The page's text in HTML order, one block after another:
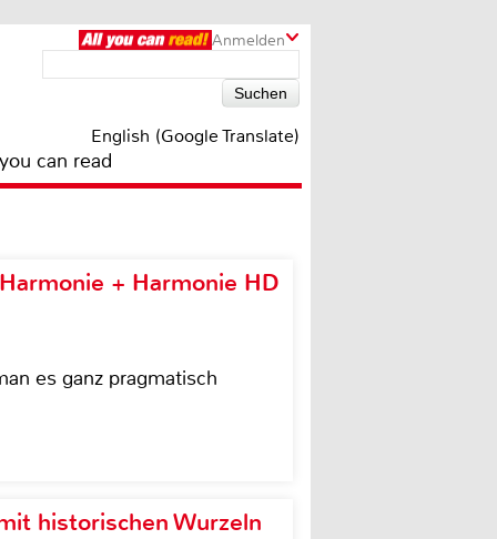
Anmelden
English (Google Translate)
can read
+ Harmonie HD
es ganz pragmatisch
historischen Wurzeln